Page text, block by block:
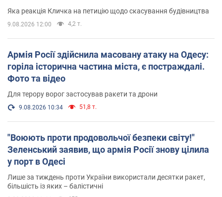
вірянина"
Яка реакція Кличка на петицію щодо скасування будівництва
9.08.2026 12:00 4,2 т.
Армія Росії здійснила масовану атаку на Одесу:
горіла історична частина міста, є постраждалі.
Фото та відео
Для терору ворог застосував ракети та дрони
9.08.2026 10:34 51,8 т.
"Воюють проти продовольчої безпеки світу!"
Зеленський заявив, що армія Росії знову цілила
у порт в Одесі
Лише за тиждень проти України використали десятки ракет,
більшість із яких – балістичні